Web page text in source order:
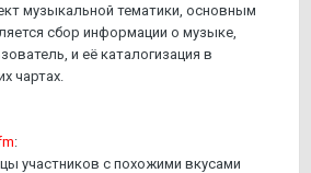
музыкальной тематики, основным
сбор информации о музыке,
и её каталогизация в
чартах.
:
участников с похожими вкусами